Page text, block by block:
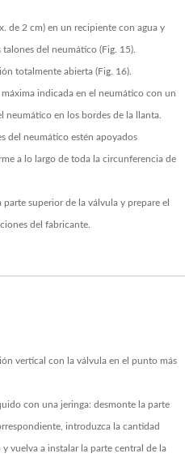
de 2 cm) en un recipiente con agua y
del neumático (Fig. 15).
totalmente abierta (Fig. 16).
indicada en el neumático con un
en los bordes de la llanta.
del neumático estén apoyados
a lo largo de toda la circunferencia de
superior de la válvula y prepare el
del fabricante.
vertical con la válvula en el punto más
con una jeringa: desmonte la parte
introduzca la cantidad
vuelva a instalar la parte central de la